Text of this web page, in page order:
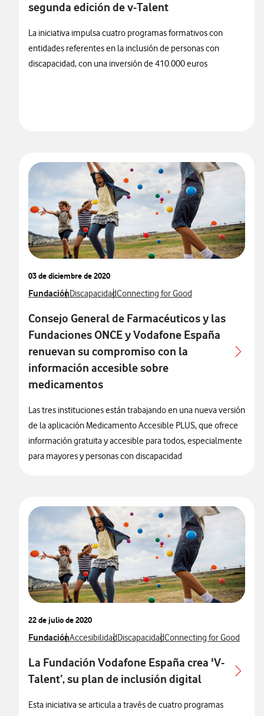
segunda edición de v-Talent
La iniciativa impulsa cuatro programas formativos con
entidades referentes en la inclusión de personas con
discapacidad, con una inversión de 410.000 euros
03 de diciembre de 2020
Ver más notas de prensa relacionados con
FundaciónVer más notas de prensa relacionados con
DiscapacidadVer más notas de prensa relacionados
Connecting for Good
Consejo General de Farmacéuticos y las
Fundaciones ONCE y Vodafone España
renuevan su compromiso con la
información accesible sobre
medicamentos
Las tres instituciones están trabajando en una nueva versión
de la aplicación Medicamento Accesible PLUS, que ofrece
información gratuita y accesible para todos, especialmente
para mayores y personas con discapacidad
22 de julio de 2020
Ver más notas de prensa relacionados con
FundaciónVer más notas de prensa relacionados con
AccesibilidadVer más notas de prensa relacionados
DiscapacidadVer más notas de prensa
Connecting for Good
La Fundación Vodafone España crea 'V-
Talent’, su plan de inclusión digital
Esta iniciativa se articula a través de cuatro programas